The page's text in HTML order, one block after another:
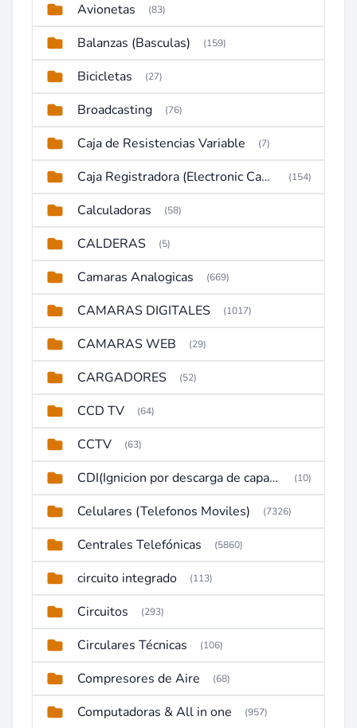
Avionetas (83)
Balanzas (Basculas) (159)
Bicicletas (27)
Broadcasting (76)
Caja de Resistencias Variable (7)
Caja Registradora (Electronic Cash Register) (154)
Calculadoras (58)
CALDERAS (5)
Camaras Analogicas (669)
CAMARAS DIGITALES (1017)
CAMARAS WEB (29)
CARGADORES (52)
CCD TV (64)
CCTV (63)
CDI(Ignicion por descarga de capacitor) (10)
Celulares (Telefonos Moviles) (7326)
Centrales Telefónicas (5860)
circuito integrado (113)
Circuitos (293)
Circulares Técnicas (106)
Compresores de Aire (68)
Computadoras & All in one (957)